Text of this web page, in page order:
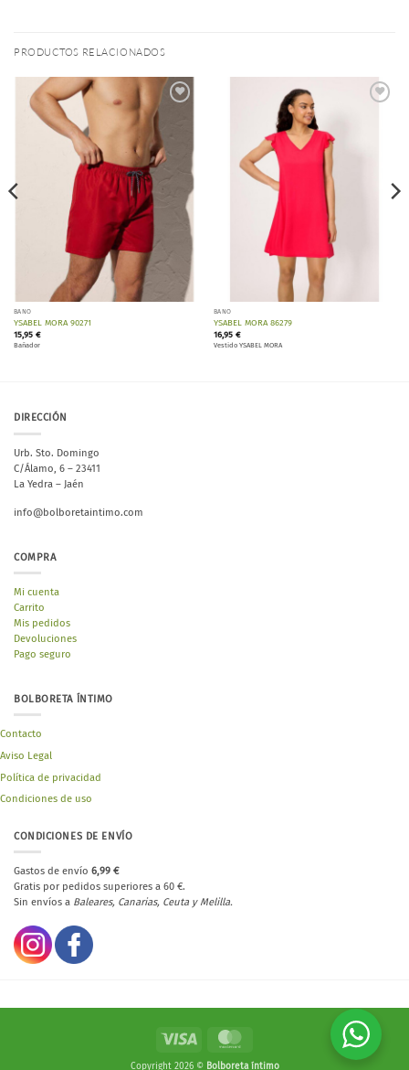
PRODUCTOS RELACIONADOS
deseos
BAÑO
YSABEL MORA 90271
15,95 €
Bañador
BAÑO
YSABEL MORA 86279
16,95 €
Vestido YSABEL MORA
DIRECCIÓN
Urb. Sto. Domingo
C/Álamo, 6 – 23411
La Yedra – Jaén
info@bolboretaintimo.com
COMPRA
Mi cuenta
Carrito
Mis pedidos
Devoluciones
Pago seguro
BOLBORETA ÍNTIMO
Contacto
Aviso Legal
Política de privacidad
Condiciones de uso
CONDICIONES DE ENVÍO
Gastos de envío 6,99 €
Gratis por pedidos superiores a 60 €.
Sin envíos a Baleares, Canarias, Ceuta y Melilla.
Copyright 2026 © Bolboreta íntimo